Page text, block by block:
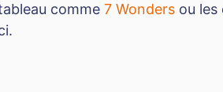
comme 7 Wonders ou les